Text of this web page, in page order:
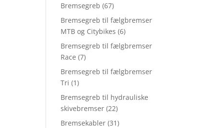
Bremsegreb (67)
Bremsegreb til fælgbremser
MTB og Citybikes (6)
Bremsegreb til fælgbremser
Race (7)
Bremsegreb til fælgbremser
Tri (1)
Bremsegreb til hydrauliske
skivebremser (22)
Bremsekabler (31)